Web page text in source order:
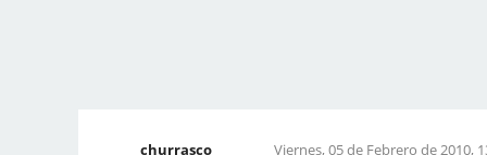
churrasco Viernes, 05 de Febrero de 2010,